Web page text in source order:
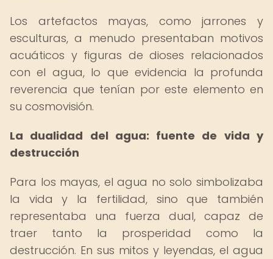
Los artefactos mayas, como jarrones y
esculturas, a menudo presentaban motivos
acuáticos y figuras de dioses relacionados
con el agua, lo que evidencia la profunda
reverencia que tenían por este elemento en
su cosmovisión.
La dualidad del agua: fuente de vida y
destrucción
Para los mayas, el agua no solo simbolizaba
la vida y la fertilidad, sino que también
representaba una fuerza dual, capaz de
traer tanto la prosperidad como la
destrucción. En sus mitos y leyendas, el agua